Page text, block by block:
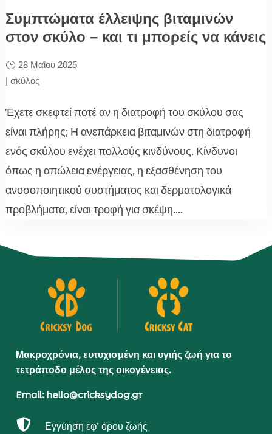
Συμπτώματα έλλειψης βιταμινών
στον σκύλο – και τι μπορείς να κάνεις
28 Μαΐου 2025
| σκύλος
Έχετε σκεφτεί ποτέ αν η διατροφή του σκύλου σας
είναι πλήρης; Η ανεπάρκεια βιταμινών στη διατροφή
ενός σκύλου ενέχει πολλούς κινδύνους. Κίνδυνοι
όπως η απώλεια ενέργειας, η εξασθένηση του
ανοσοποιητικού συστήματος και δερματολογικά
προβλήματα, είναι τροφή για σκέψη....
Μακροχρόνια, ευτυχισμένη και υγιής ζωή για το
τετράποδο μέλος της οικογένειας.
Email: hello@cricksydog.gr
 Εγγύηση εφ’ όρου ζωής